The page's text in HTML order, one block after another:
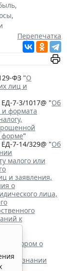
,
,
Перепечатка
ФЗ "О
лиц и
7-3/1017@ "Об
формата
форме"
7-14/329@ "Об
малого или
и заявления,
о
лица,
к
о
признании